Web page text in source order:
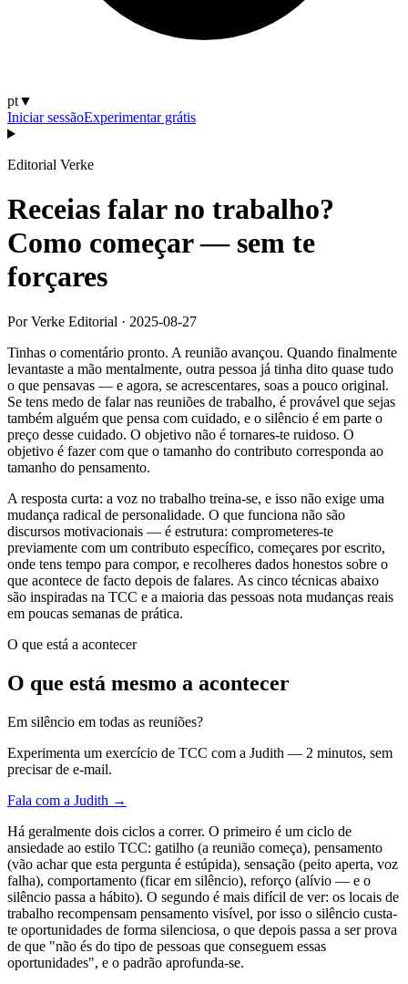
pt▼
Iniciar sessãoExperimentar grátis
Editorial Verke
Receias falar no trabalho?
Como começar — sem te
forçares
Por Verke Editorial · 2025-08-27
Tinhas o comentário pronto. A reunião avançou. Quando finalmente
levantaste a mão mentalmente, outra pessoa já tinha dito quase tudo
o que pensavas — e agora, se acrescentares, soas a pouco original.
Se tens medo de falar nas reuniões de trabalho, é provável que sejas
também alguém que pensa com cuidado, e o silêncio é em parte o
preço desse cuidado. O objetivo não é tornares-te ruidoso. O
objetivo é fazer com que o tamanho do contributo corresponda ao
tamanho do pensamento.
A resposta curta: a voz no trabalho treina-se, e isso não exige uma
mudança radical de personalidade. O que funciona não são
discursos motivacionais — é estrutura: comprometeres-te
previamente com um contributo específico, começares por escrito,
onde tens tempo para compor, e recolheres dados honestos sobre o
que acontece de facto depois de falares. As cinco técnicas abaixo
são inspiradas na TCC e a maioria das pessoas nota mudanças reais
em poucas semanas de prática.
O que está a acontecer
O que está mesmo a acontecer
Em silêncio em todas as reuniões?
Experimenta um exercício de TCC com a Judith — 2 minutos, sem
precisar de e-mail.
Fala com a Judith →
Há geralmente dois ciclos a correr. O primeiro é um ciclo de
ansiedade ao estilo TCC: gatilho (a reunião começa), pensamento
(vão achar que esta pergunta é estúpida), sensação (peito aperta, voz
falha), comportamento (ficar em silêncio), reforço (alívio — e o
silêncio passa a hábito). O segundo é mais difícil de ver: os locais de
trabalho recompensam pensamento visível, por isso o silêncio custa-
te oportunidades de forma silenciosa, o que depois passa a ser prova
de que "não és do tipo de pessoas que conseguem essas
oportunidades", e o padrão aprofunda-se.